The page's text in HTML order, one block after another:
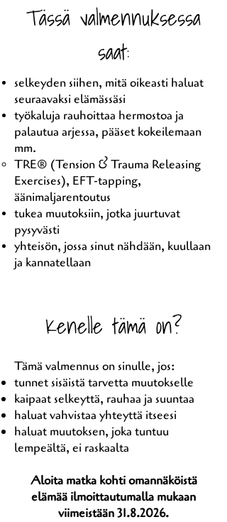
Tässä valmennuksessa
saat:
selkeyden siihen, mitä oikeasti haluat
seuraavaksi elämässäsi
työkaluja rauhoittaa hermostoa ja
palautua arjessa, pääset kokeilemaan
mm.
TRE® (Tension & Trauma Releasing
Exercises), EFT-tapping,
äänimaljarentoutus​
tukea muutoksiin, jotka juurtuvat
pysyvästi
yhteisön, jossa sinut nähdään, kuullaan
ja kannatellaan
Kenelle tämä on?
Tämä valmennus on sinulle, jos:
tunnet sisäistä tarvetta muutokselle
kaipaat selkeyttä, rauhaa ja suuntaa
haluat vahvistaa yhteyttä itseesi
haluat muutoksen, joka tuntuu
lempeältä, ei raskaalta
Aloita matka kohti omannäköistä
elämää ilmoittautumalla mukaan
viimeistään31.8.2026.